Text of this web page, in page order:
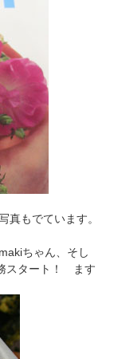
もでています。
ちゃん、そし
スタート！ ます